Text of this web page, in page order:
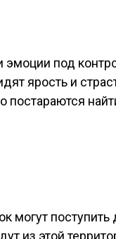
под
ярость и
постараются
могут поступить
из этой